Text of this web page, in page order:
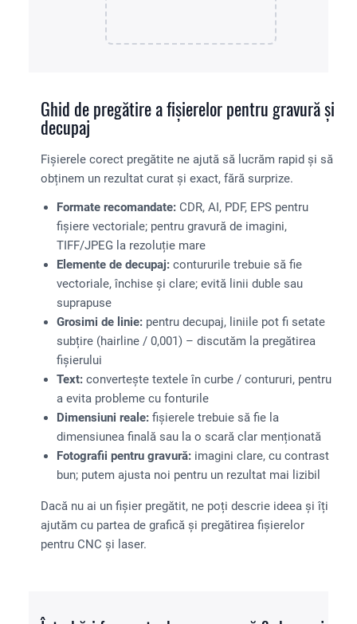
Ghid de pregătire a fișierelor pentru gravură și
decupaj
Fișierele corect pregătite ne ajută să lucrăm rapid și să
obținem un rezultat curat și exact, fără surprize.
Formate recomandate: CDR, AI, PDF, EPS pentru
fișiere vectoriale; pentru gravură de imagini,
TIFF/JPEG la rezoluție mare
Elemente de decupaj: contururile trebuie să fie
vectoriale, închise și clare; evită linii duble sau
suprapuse
Grosimi de linie: pentru decupaj, liniile pot fi setate
subțire (hairline / 0,001) – discutăm la pregătirea
fișierului
Text: convertește textele în curbe / contururi, pentru
a evita probleme cu fonturile
Dimensiuni reale: fișierele trebuie să fie la
dimensiunea finală sau la o scară clar menționată
Fotografii pentru gravură: imagini clare, cu contrast
bun; putem ajusta noi pentru un rezultat mai lizibil
Dacă nu ai un fișier pregătit, ne poți descrie ideea și îți
ajutăm cu partea de grafică și pregătirea fișierelor
pentru CNC și laser.